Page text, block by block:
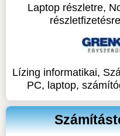
Laptop részletre,
részletfizetésre
Lízing informatikai,
PC, laptop,